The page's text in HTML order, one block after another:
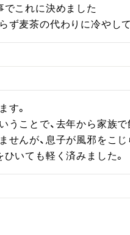
でこれに決めました
ず麦茶の代わりに冷やし
す。
うことで、去年から家族で
せんが、息子が風邪をこ
ひいても軽く済みました。